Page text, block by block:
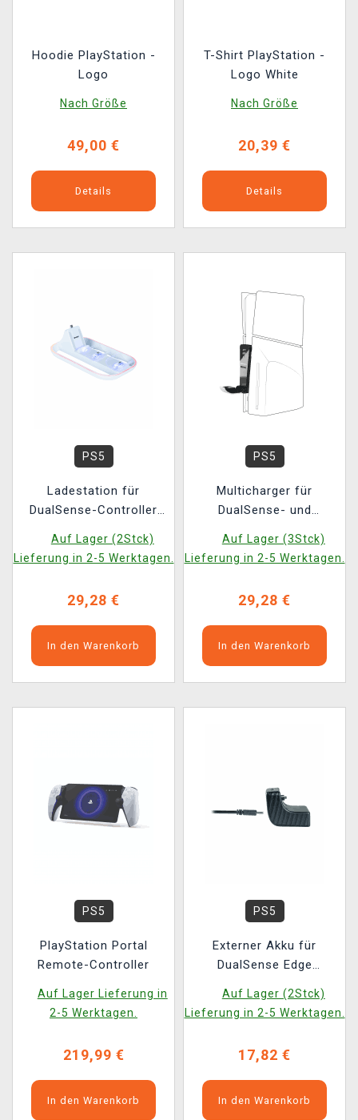
Hoodie PlayStation -
Logo
Nach Größe
49,00 €
Details
T-Shirt PlayStation -
Logo White
Nach Größe
20,39 €
Details
PS5
Ladestation für
DualSense-Controller
PS5 Triple Charger
Auf Lager (2Stck)
Lieferung in 2-5 Werktagen.
29,28 €
In den Warenkorb
PS5
Multicharger für
DualSense- und
Controller (PlayStation
5 Slim)
Auf Lager (3Stck)
Lieferung in 2-5 Werktagen.
29,28 €
In den Warenkorb
PS5
PlayStation Portal
Remote-Controller
Auf Lager Lieferung in
2-5 Werktagen.
219,99 €
In den Warenkorb
PS5
Externer Akku für
DualSense Edge
Auf Lager (2Stck)
Lieferung in 2-5 Werktagen.
17,82 €
In den Warenkorb